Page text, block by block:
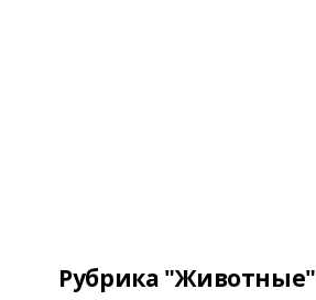
Рубрика "Животные"